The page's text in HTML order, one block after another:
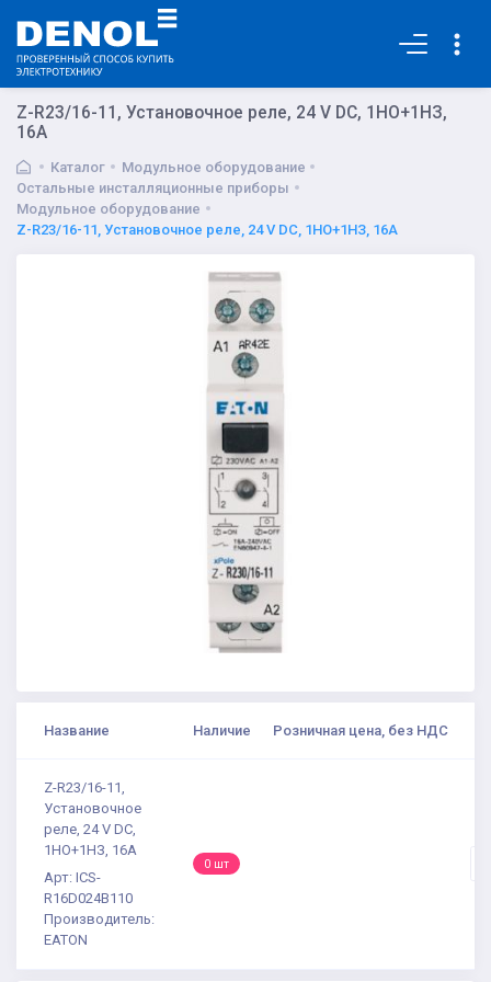
Z-R23/16-11, Установочное реле, 24 V DC, 1НО+1НЗ,
16A
Каталог
Модульное оборудование
Остальные инсталляционные приборы
Модульное оборудование
Z-R23/16-11, Установочное реле, 24 V DC, 1НО+1НЗ, 16A
Название Наличие Розничная цена, без НДС
Z-R23/16-11,
Установочное
реле, 24 V DC,
1НО+1НЗ, 16A
Арт: ICS-
R16D024B110
Производитель:
EATON
0 шт